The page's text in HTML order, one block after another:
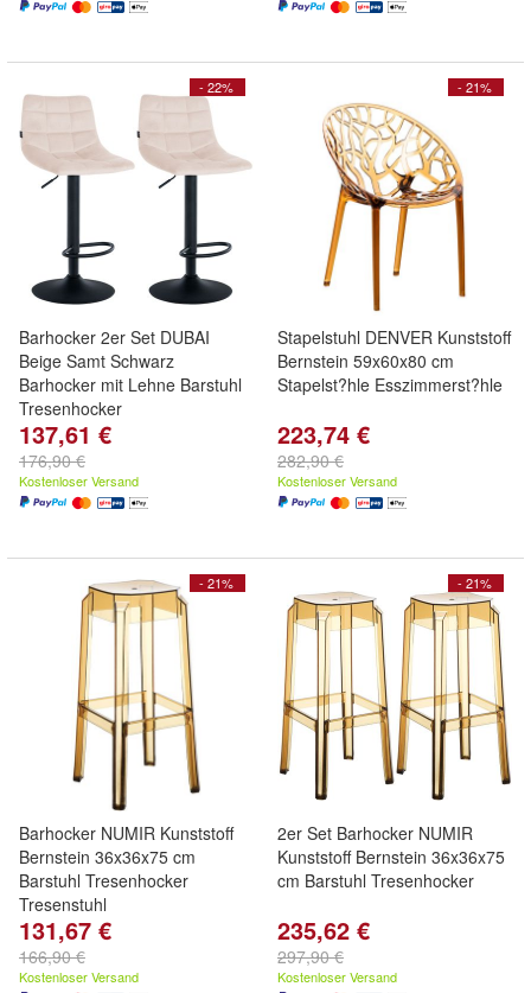
- 22%
Barhocker 2er Set DUBAI
Beige Samt Schwarz
Barhocker mit Lehne Barstuhl
Tresenhocker
137,61 €
176,90 €
Kostenloser Versand
- 21%
Stapelstuhl DENVER Kunststoff
Bernstein 59x60x80 cm
Stapelst?hle Esszimmerst?hle
223,74 €
282,90 €
Kostenloser Versand
- 21%
Barhocker NUMIR Kunststoff
Bernstein 36x36x75 cm
Barstuhl Tresenhocker
Tresenstuhl
131,67 €
166,90 €
Kostenloser Versand
- 21%
2er Set Barhocker NUMIR
Kunststoff Bernstein 36x36x75
cm Barstuhl Tresenhocker
235,62 €
297,90 €
Kostenloser Versand